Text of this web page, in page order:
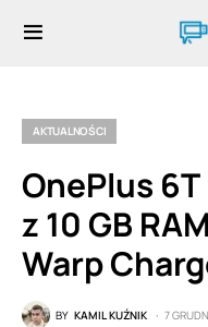
AKTUALNOŚCI
OnePlus
z 10 GB
Warp
BY KAMIL KUŹNIK 7